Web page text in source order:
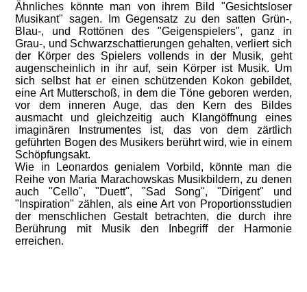
Ähnliches könnte man von ihrem Bild "Gesichtsloser
Musikant" sagen. Im Gegensatz zu den satten Grün-,
Blau-, und Rottönen des "Geigenspielers", ganz in
Grau-, und Schwarzschattierungen gehalten, verliert sich
der Körper des Spielers vollends in der Musik, geht
augenscheinlich in ihr auf, sein Körper ist Musik. Um
sich selbst hat er einen schützenden Kokon gebildet,
eine Art Mutterschoß, in dem die Töne geboren werden,
vor dem inneren Auge, das den Kern des Bildes
ausmacht und gleichzeitig auch Klangöffnung eines
imaginären Instrumentes ist, das von dem zärtlich
geführten Bogen des Musikers berührt wird, wie in einem
Schöpfungsakt.
Wie in Leonardos genialem Vorbild, könnte man die
Reihe von Maria Marachowskas Musikbildern, zu denen
auch "Cello", "Duett", "Sad Song", "Dirigent" und
"Inspiration" zählen, als eine Art von Proportionsstudien
der menschlichen Gestalt betrachten, die durch ihre
Berührung mit Musik den Inbegriff der Harmonie
erreichen.